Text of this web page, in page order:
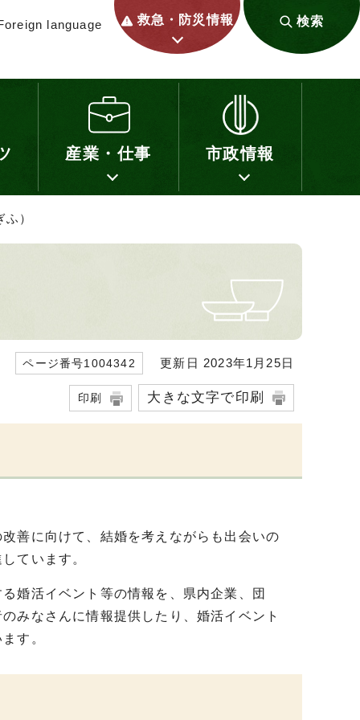
language 救急・防災情報 検索
産業・仕事 市政情報
）
ページ番号1004342 更新日 2023年1月25日
印刷 大きな文字で印刷
善に向けて、結婚を考えながらも出会いの
ています。
婚活イベント等の情報を、県内企業、団
みなさんに情報提供したり、婚活イベント
す。